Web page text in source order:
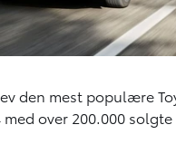
den mest populære
med over 200.000